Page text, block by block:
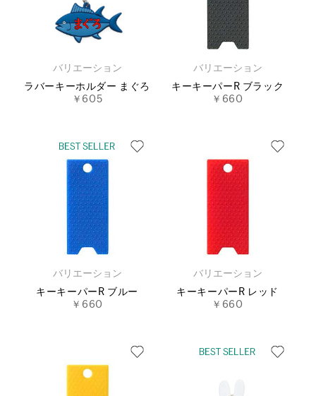
バリエーション
ラバーキーホルダー まぐろ
￥605
バリエーション
キーキーパーR ブラック
￥660
バリエーション
キーキーパーR ブルー
￥660
バリエーション
キーキーパーR レッド
￥660